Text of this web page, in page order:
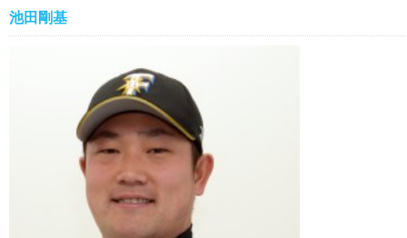
池田剛基